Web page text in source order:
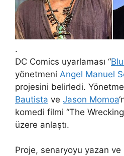
.
DC Comics uyarlaması “
yönetmeni Angel Manuel
projesini belirledi.
Bautista ve Jason Momoa
komedi filmi “The
üzere anlaştı.
Proje, senaryoyu yazan ve